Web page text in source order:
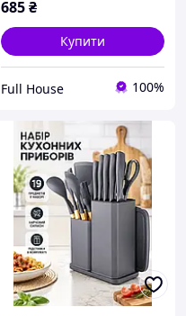
685₴
Купити
Full House 100%